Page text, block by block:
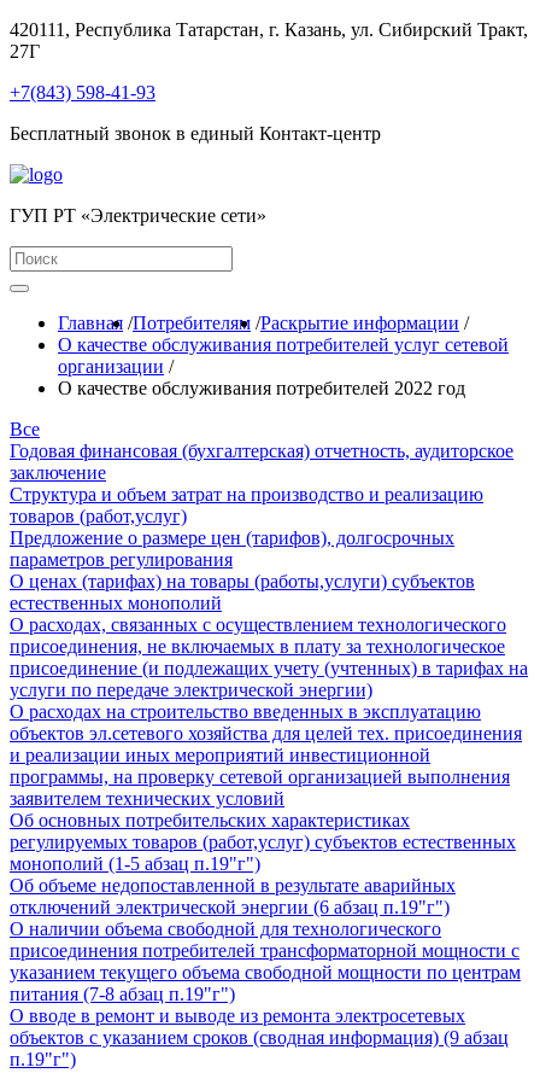
420111, Республика Татарстан, г. Казань, ул. Сибирский Тракт,
27Г
+7(843) 598-41-93
Бесплатный звонок в единый Контакт-центр
ГУП РТ «Электрические сети»
Главная /Потребителям /Раскрытие информации /
О качестве обслуживания потребителей услуг сетевой
организации /
О качестве обслуживания потребителей 2022 год
Все
Годовая финансовая (бухгалтерская) отчетность, аудиторское
заключение
Структура и объем затрат на производство и реализацию
товаров (работ,услуг)
Предложение о размере цен (тарифов), долгосрочных
параметров регулирования
О ценах (тарифах) на товары (работы,услуги) субъектов
естественных монополий
О расходах, связанных с осуществлением технологического
присоединения, не включаемых в плату за технологическое
присоединение (и подлежащих учету (учтенных) в тарифах на
услуги по передаче электрической энергии)
О расходах на строительство введенных в эксплуатацию
объектов эл.сетевого хозяйства для целей тех. присоединения
и реализации иных мероприятий инвестиционной
программы, на проверку сетевой организацией выполнения
заявителем технических условий
Об основных потребительских характеристиках
регулируемых товаров (работ,услуг) субъектов естественных
монополий (1-5 абзац п.19"г")
Об объеме недопоставленной в результате аварийных
отключений электрической энергии (6 абзац п.19"г")
О наличии объема свободной для технологического
присоединения потребителей трансформаторной мощности с
указанием текущего объема свободной мощности по центрам
питания (7-8 абзац п.19"г")
О вводе в ремонт и выводе из ремонта электросетевых
объектов с указанием сроков (сводная информация) (9 абзац
п.19"г")